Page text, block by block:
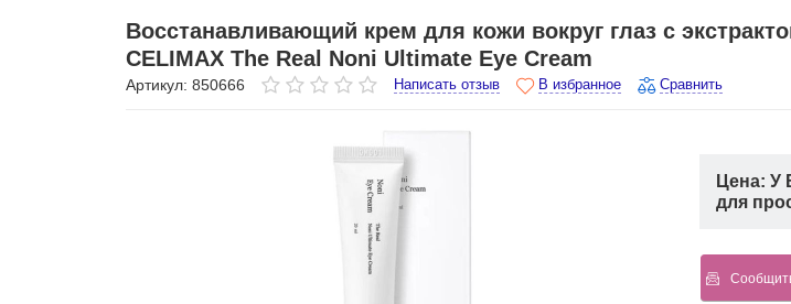
Восстанавливающий крем для кожи вокруг глаз с
CELIMAX The Real Noni Ultimate Eye Cream
Артикул: 850666 Написать отзыв В избранное Сравнить
Цена: У
для